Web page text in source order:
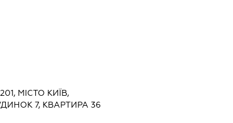
МІСТО КИЇВ,
7, КВАРТИРА 36